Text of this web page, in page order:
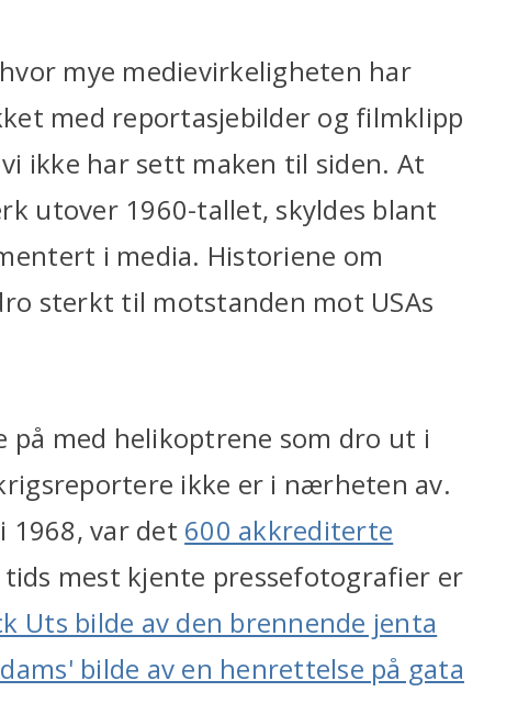
mye medievirkeligheten har
med reportasjebilder og filmklipp
ikke har sett maken til siden. At
utover 1960-tallet, skyldes blant
i media. Historiene om
sterkt til motstanden mot USAs
med helikoptrene som dro ut i
ikke er i nærheten av.
1968, var det 600 akkrediterte
tids mest kjente pressefotografier er
Uts bilde av den brennende jenta
bilde av en henrettelse på gata